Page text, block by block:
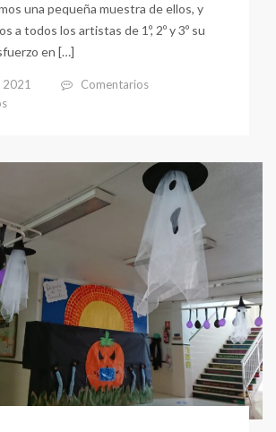
una pequeña muestra de ellos, y
a todos los artistas de 1º, 2º y 3º su
en […]
2021
Comentarios
en